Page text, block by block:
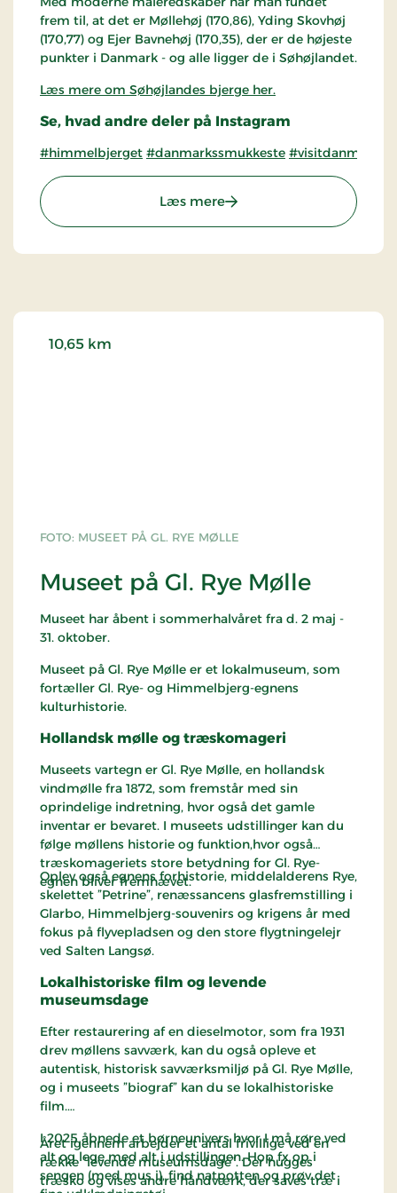
frem til, at det er Møllehøj (170,86), Yding Skovhøj
(170,77) og Ejer Bavnehøj (170,35), der er de højeste
punkter i Danmark - og alle ligger de i Søhøjlandet.
Læs mere om Søhøjlandes bjerge her.
Se, hvad andre deler på Instagram
#himmelbjerget #danmarkssmukkeste
Læs mere: Himmelbjerget
FOTO: MUSEET PÅ GL. RYE MØLLE
Museet på Gl. Rye Mølle
10,65 km
Museet har åbent i sommerhalvåret fra d. 2 maj -
31. oktober.
Museet på Gl. Rye Mølle er et lokalmuseum, som
fortæller Gl. Rye- og Himmelbjerg-egnens
kulturhistorie.
Hollandsk mølle og træskomageri
Museets vartegn er Gl. Rye Mølle, en hollandsk
vindmølle fra 1872, som fremstår med sin
oprindelige indretning, hvor også det gamle
inventar er bevaret. I museets udstillinger kan du
følge møllens historie og funktion,hvor også
træskomageriets store betydning for Gl. Rye-
egnen bliver fremhævet.
Oplev også egnens forhistorie, middelalderens Rye,
skelettet ”Petrine”, renæssancens glasfremstilling i
Glarbo, Himmelbjerg-souvenirs og krigens år med
fokus på flyvepladsen og den store flygtningelejr
ved Salten Langsø.
Lokalhistoriske film og levende
museumsdage
Efter restaurering af en dieselmotor, som fra 1931
drev møllens savværk, kan du også opleve et
autentisk, historisk savværksmiljø på Gl. Rye Mølle,
og i museets ”biograf” kan du se lokalhistoriske
film.
Året igennem arbejder et antal frivillige ved en
række ”levende museumsdage”. Der hugges
træsko og vises andre håndværk, der saves træ i
I 2025 åbnede et børneunivers hvor I må røre ved
alt og lege med alt i udstillingen. Hop fx op i
sengen (med mus i), find natpotten og prøv det